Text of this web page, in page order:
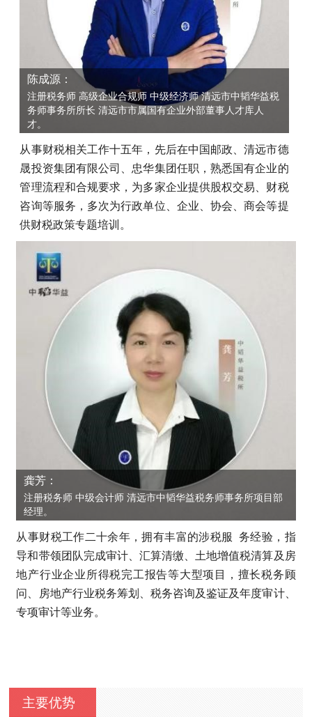
陈成源：
注册税务师 高级企业合规师 中级经济师 清远市中韬华益税
务师事务所所长 清远市市属国有企业外部董事人才库人
才。
从事财税相关工作十五年，先后在中国邮政、清远市德
晟投资集团有限公司、忠华集团任职，熟悉国有企业的
管理流程和合规要求，为多家企业提供股权交易、财税
咨询等服务，多次为行政单位、企业、协会、商会等提
供财税政策专题培训。
龚芳：
注册税务师 中级会计师 清远市中韬华益税务师事务所项目部
经理。
从事财税工作二十余年，拥有丰富的涉税服 务经验，指
导和带领团队完成审计、汇算清缴、土地增值税清算及房
地产行业企业所得税完工报告等大型项目，擅长税务顾
问、房地产行业税务筹划、税务咨询及鉴证及年度审计、
专项审计等业务。
主要优势